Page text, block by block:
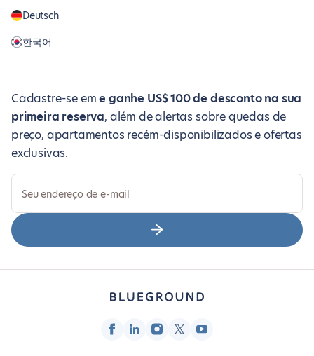
Deutsch
한국어
Cadastre-se eme ganhe US$ 100 de desconto na sua
primeira reserva, além de alertas sobre quedas de
preço, apartamentos recém-disponibilizados e ofertas
exclusivas.
Seu endereço de e-mail